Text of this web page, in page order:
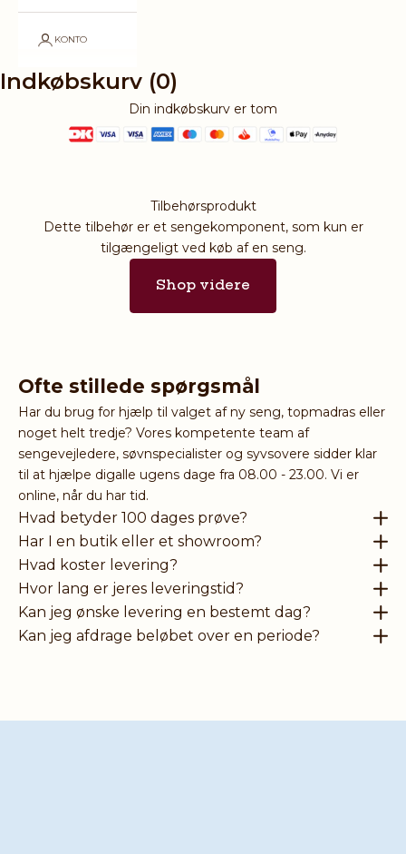
KONTO
Indkøbskurv (0)
Din indkøbskurv er tom
Tilbehørsprodukt
Dette tilbehør er et sengekomponent, som kun er
tilgængeligt ved køb af en seng.
Shop videre
Ofte stillede spørgsmål
Har du brug for hjælp til valget af ny seng, topmadras eller
noget helt tredje? Vores kompetente team af
sengevejledere, søvnspecialister og syvsovere sidder klar
til at hjælpe digalle ugens dage fra 08.00 - 23.00. Vi er
online, når du har tid.
Hvad betyder 100 dages prøve?
Har I en butik eller et showroom?
Hvad koster levering?
Hvor lang er jeres leveringstid?
Kan jeg ønske levering en bestemt dag?
Kan jeg afdrage beløbet over en periode?